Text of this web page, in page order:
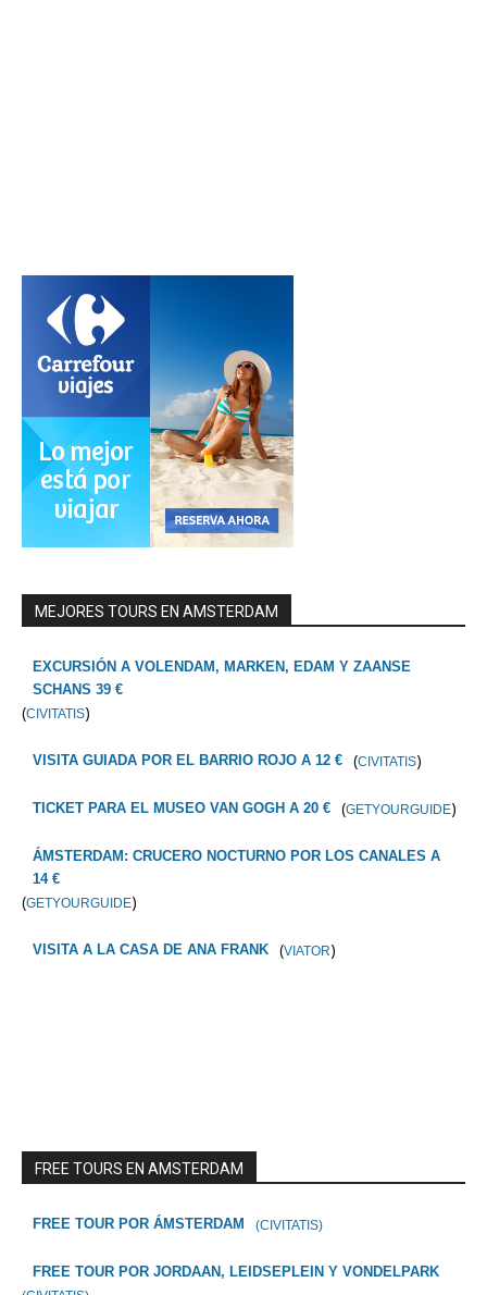
MEJORES TOURS EN AMSTERDAM
EXCURSIÓN A VOLENDAM, MARKEN, EDAM Y ZAANSE
SCHANS 39 €
(CIVITATIS)
VISITA GUIADA POR EL BARRIO ROJO A 12 € (CIVITATIS)
TICKET PARA EL MUSEO VAN GOGH A 20 € (GETYOURGUIDE)
ÁMSTERDAM: CRUCERO NOCTURNO POR LOS CANALES A
14 €
(GETYOURGUIDE)
VISITA A LA CASA DE ANA FRANK (VIATOR)
FREE TOURS EN AMSTERDAM
FREE TOUR POR ÁMSTERDAM (CIVITATIS)
FREE TOUR POR JORDAAN, LEIDSEPLEIN Y VONDELPARK